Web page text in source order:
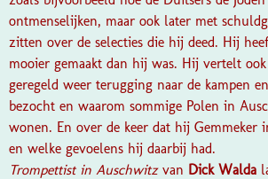
ontmenselijken, maar ook later met
zitten over de selecties die hij deed. Hij
mooier gemaakt dan hij was. Hij vertelt
geregeld weer terugging naar de kampen
bezocht en waarom sommige Polen in
wonen. En over de keer dat hij Gemmeker
en welke gevoelens hij daarbij had.
Trompettist in Auschwitz van Dick Walda